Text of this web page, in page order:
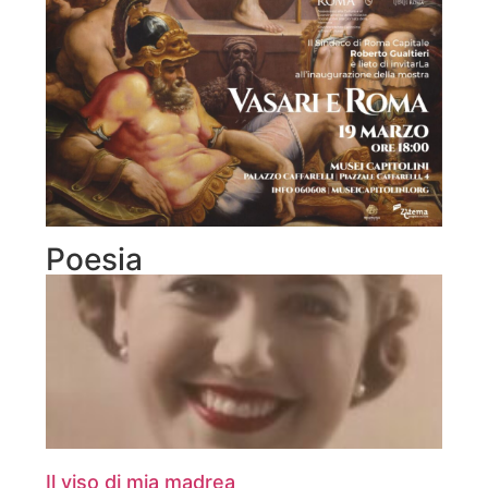
Poesia
Il viso di mia madrea